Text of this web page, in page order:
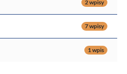
2 wpisy
7 wpisy
1 wpis